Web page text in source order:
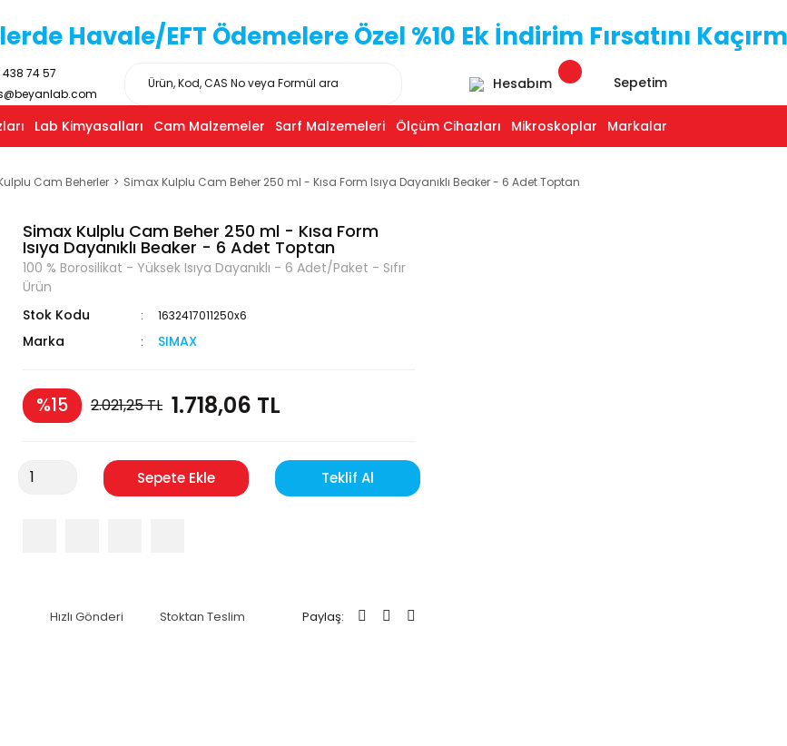
Havale/EFT Ödemelere Özel %10 Ek İndirim Fırsatını
438 74 57
Hesabım Sepetim
Lab Kimyasalları Cam Malzemeler Sarf Malzemeleri Ölçüm Cihazları Mikroskoplar Markalar
Cam Beherler Simax Kulplu Cam Beher 250 ml - Kısa Form Isıya Dayanıklı Beaker - 6 Adet Toptan
Simax Kulplu Cam Beher 250 ml - Kısa Form
Isıya Dayanıklı Beaker - 6 Adet Toptan
100 % Borosilikat - Yüksek Isıya Dayanıklı - 6 Adet/Paket - Sıfır
Ürün
Stok Kodu
1632417011250x6
Marka SIMAX
%15 2.021,25 TL 1.718,06 TL
Sepete Ekle Teklif Al
Hızlı Gönderi Stoktan Teslim Paylaş: